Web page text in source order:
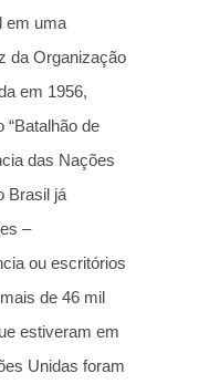
em uma
da Organização
em 1956,
“Batalhão de
das Nações
Brasil já
–
ou escritórios
de 46 mil
estiveram em
Unidas foram